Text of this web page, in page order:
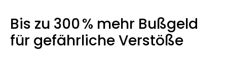
Bis zu 300 % mehr Bußgeld
für gefährliche Verstöße